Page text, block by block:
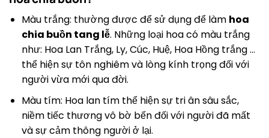
Màu trắng: thường được để sử dụng để làm hoa
chia buồn tang lễ. Những loại hoa có màu trắng
như: Hoa Lan Trắng, Ly, Cúc, Huệ, Hoa Hồng trắng …
thể hiện sự tôn nghiêm và lòng kính trọng đối với
người vừa mới qua đời.
Màu tím: Hoa lan tím thể hiện sự tri ân sâu sắc,
niềm tiếc thương vô bờ bến đối với người đã mất
và sự cảm thông người ở lại.